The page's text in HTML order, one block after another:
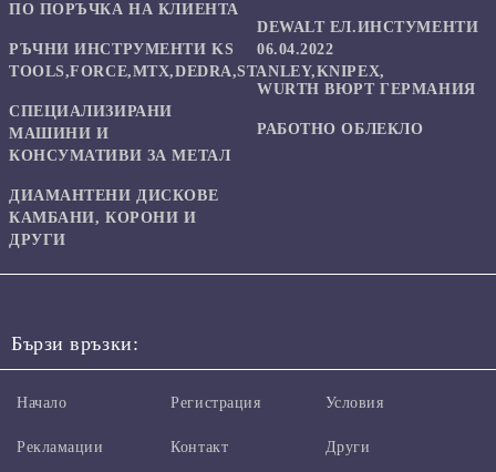
ПО ПОРЪЧКА НА КЛИЕНТА
РЪЧНИ ИНСТРУМЕНТИ KS
TOOLS,FORCE,MTX,DEDRA,STANLEY,KNIPEX,
СПЕЦИАЛИЗИРАНИ
МАШИНИ И
КОНСУМАТИВИ ЗА МЕТАЛ
ДИАМАНТЕНИ ДИСКОВЕ
КАМБАНИ, КОРОНИ И
ДРУГИ
DEWALT ЕЛ.ИНСТУМЕНТИ
06.04.2022
WURTH ВЮРТ ГЕРМАНИЯ
РАБОТНО ОБЛЕКЛО
Бързи връзки:
Начало
Рекламации
Регистрация
Контакт
Условия
Други